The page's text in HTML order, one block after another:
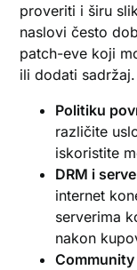
proveriti i širu
naslovi često
patch-eve koji
ili dodati
Politiku
različite
iskoristite
DRM i
internet
serverima
nakon